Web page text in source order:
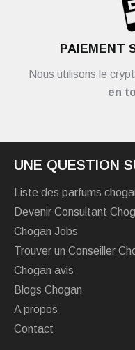
PAIEMENT
Nous utilisons le
en
UNE QUESTION
Liste des parfums
Devenir Consultant
Chogan Jobs
Trouver un Conseiller
Chogan avis
Blogs Chogan
A propos
Contact